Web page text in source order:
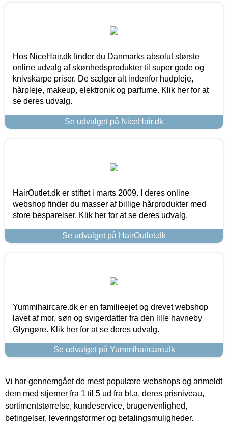
Hos NiceHair.dk finder du Danmarks absolut største
online udvalg af skønhedsprodukter til super gode og
knivskarpe priser. De sælger alt indenfor hudpleje,
hårpleje, makeup, elektronik og parfume. Klik her for at
se deres udvalg.
Se udvalget på NiceHair.dk
HairOutlet.dk er stiftet i marts 2009. I deres online
webshop finder du masser af billige hårprodukter med
store besparelser. Klik her for at se deres udvalg.
Se udvalget på HairOutlet.dk
Yummihaircare.dk er en familieejet og drevet webshop
lavet af mor, søn og svigerdatter fra den lille havneby
Glyngøre. Klik her for at se deres udvalg.
Se udvalget på Yummihaircare.dk
Vi har gennemgået de mest populære webshops og anmeldt
dem med stjerner fra 1 til 5 ud fra bl.a. deres prisniveau,
sortimentstørrelse, kundeservice, brugervenlighed,
betingelser, leveringsformer og betalingsmuligheder.